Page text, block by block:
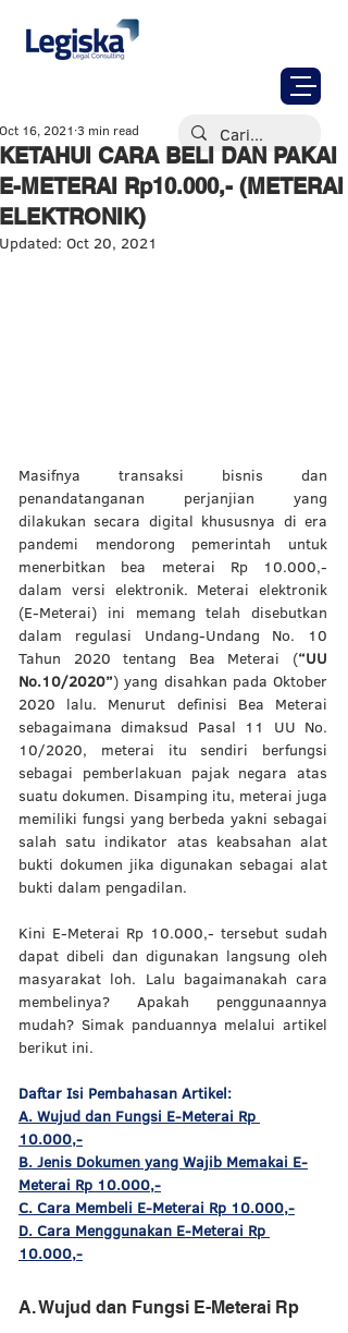
KETAHUI CARA BELI DAN PAKAI
E-METERAI Rp10.000,- (METERAI
ELEKTRONIK)
Oct 16, 2021 3 min read
Updated: Oct 20, 2021
Masifnya transaksi bisnis dan
penandatanganan perjanjian yang
dilakukan secara digital khususnya di era
pandemi mendorong pemerintah untuk
menerbitkan bea meterai Rp 10.000,-
dalam versi elektronik. Meterai elektronik
(E-Meterai) ini memang telah disebutkan
dalam regulasi Undang-Undang No. 10
Tahun 2020 tentang Bea Meterai (“UU
No.10/2020”) yang disahkan pada Oktober
2020 lalu. Menurut definisi Bea Meterai
sebagaimana dimaksud Pasal 11 UU No.
10/2020, meterai itu sendiri berfungsi
sebagai pemberlakuan pajak negara atas
suatu dokumen. Disamping itu, meterai juga
memiliki fungsi yang berbeda yakni sebagai
salah satu indikator atas keabsahan alat
bukti dokumen jika digunakan sebagai alat
bukti dalam pengadilan.
Kini E-Meterai Rp 10.000,- tersebut sudah
dapat dibeli dan digunakan langsung oleh
masyarakat loh. Lalu bagaimanakah cara
membelinya? Apakah penggunaannya
mudah? Simak panduannya melalui artikel
berikut ini.
Daftar Isi Pembahasan Artikel:
A. Wujud dan Fungsi E-Meterai Rp
10.000,-
B. Jenis Dokumen yang Wajib Memakai E-
Meterai Rp 10.000,-
C. Cara Membeli E-Meterai Rp 10.000,-
D. Cara Menggunakan E-Meterai Rp
10.000,-
A. Wujud dan Fungsi E-Meterai Rp